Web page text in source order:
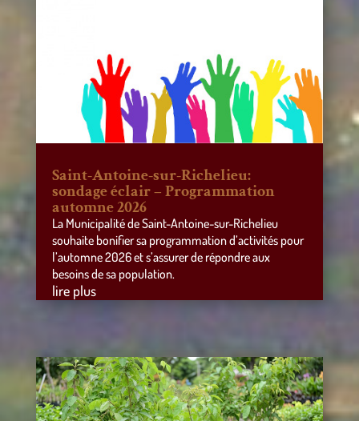
Saint-Antoine-sur-Richelieu:
sondage éclair – Programmation
automne 2026
La Municipalité de Saint-Antoine-sur-Richelieu
souhaite bonifier sa programmation d’activités pour
l’automne 2026 et s’assurer de répondre aux
besoins de sa population.
lire plus